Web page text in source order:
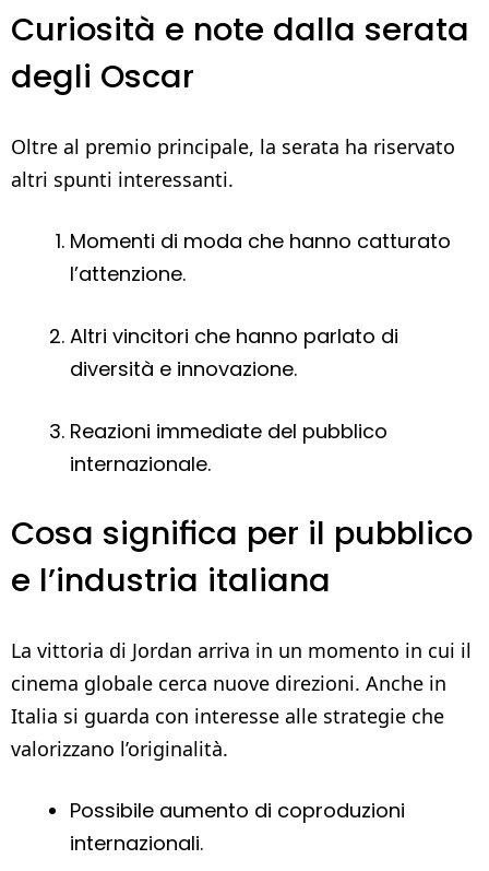
Curiosità e note dalla serata
degli Oscar
Oltre al premio principale, la serata ha riservato
altri spunti interessanti.
Momenti di moda che hanno catturato
l’attenzione.
Altri vincitori che hanno parlato di
diversità e innovazione.
Reazioni immediate del pubblico
internazionale.
Cosa significa per il pubblico
e l’industria italiana
La vittoria di Jordan arriva in un momento in cui il
cinema globale cerca nuove direzioni. Anche in
Italia si guarda con interesse alle strategie che
valorizzano l’originalità.
Possibile aumento di coproduzioni
internazionali.